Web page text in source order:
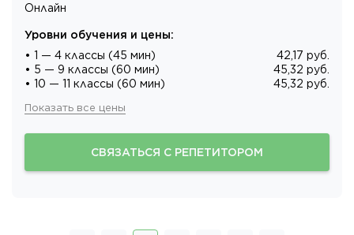
Онлайн
Уровни обучения и цены:
• 1 — 4 классы (45 мин)
42,17 руб.
• 5 — 9 классы (60 мин)
45,32 руб.
• 10 — 11 классы (60 мин)
45,32 руб.
Показать все цены
СВЯЗАТЬСЯ С РЕПЕТИТОРОМ